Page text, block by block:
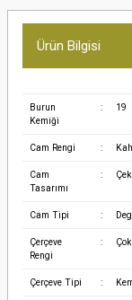
Ürün Bilgisi
Burun
Kemiği
: 19
Cam Rengi :
Cam
Tasarımı
:
Cam Tipi :
Çerçeve
Rengi
:
Çerçeve Tipi :